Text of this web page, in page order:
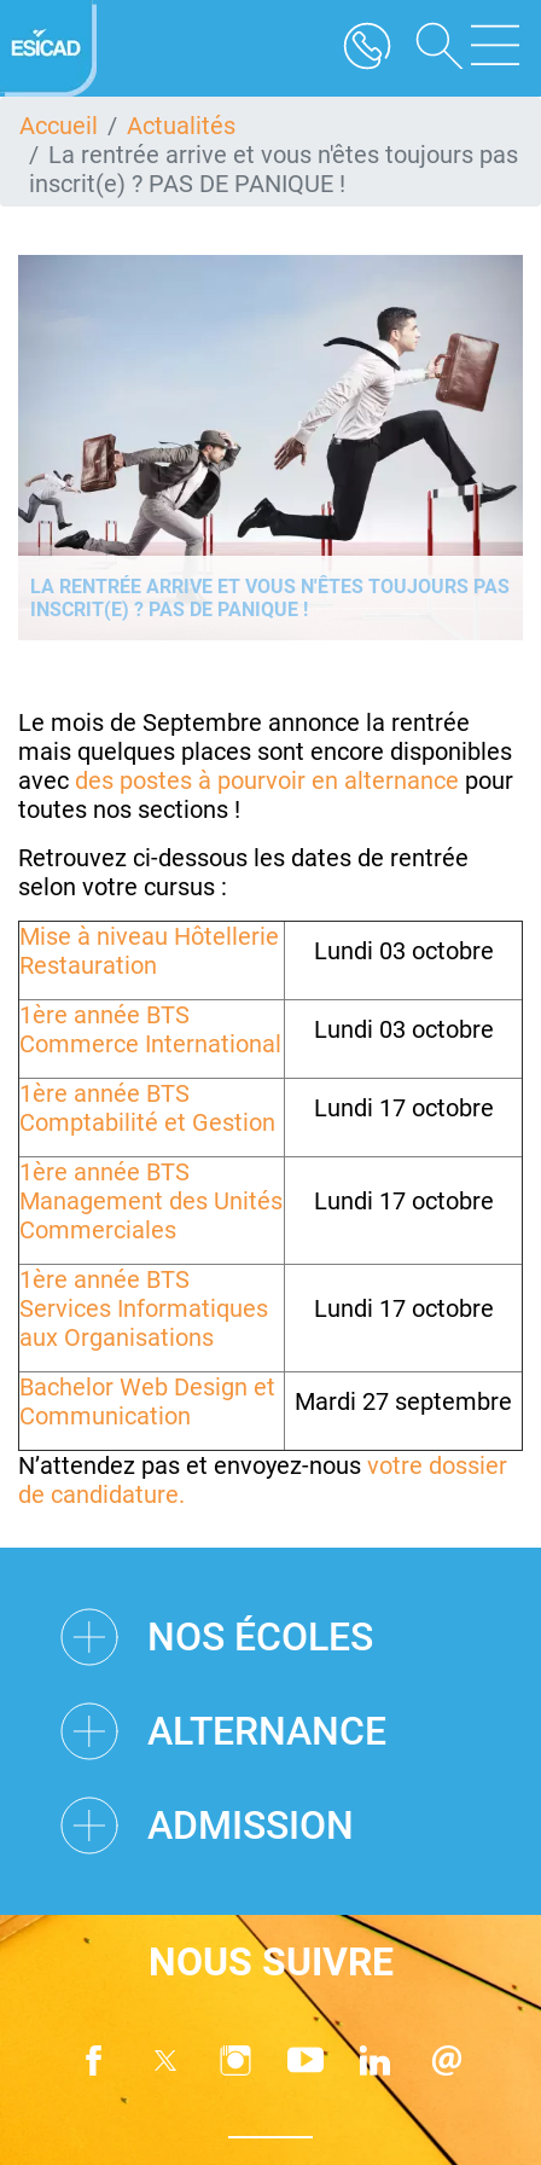
au
contenu
Accueil
Actualités
La rentrée arrive et vous n'êtes toujours pas
inscrit(e) ? PAS DE PANIQUE !
LA RENTRÉE ARRIVE ET VOUS N'ÊTES TOUJOURS PAS
INSCRIT(E) ? PAS DE PANIQUE !
Le mois de Septembre annonce la rentrée
mais quelques places sont encore disponibles
avec des postes à pourvoir en alternance pour
toutes nos sections !
Retrouvez ci-dessous les dates de rentrée
selon votre cursus :
Mise à niveau Hôtellerie
Restauration
Lundi 03 octobre
1ère année BTS
Commerce International
Lundi 03 octobre
1ère année BTS
Comptabilité et Gestion
Lundi 17 octobre
1ère année BTS
Management des Unités
Commerciales
Lundi 17 octobre
1ère année BTS
Services Informatiques
aux Organisations
Lundi 17 octobre
Bachelor Web Design et
Communication
Mardi 27 septembre
N’attendez pas et envoyez-nous votre dossier
de candidature.
NOS ÉCOLES
ALTERNANCE
ADMISSION
NOUS SUIVRE